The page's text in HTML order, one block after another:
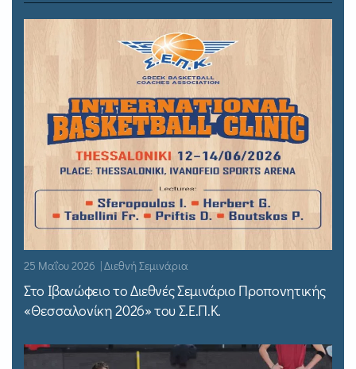
25 Μαΐου 2026 | Διεθνή Σεμινάρια
Στο Ιβανώφειο το Διεθνές Σεμινάριο Προπονητικής
«Θεσσαλονίκη 2026» του Σ.Ε.Π.Κ.